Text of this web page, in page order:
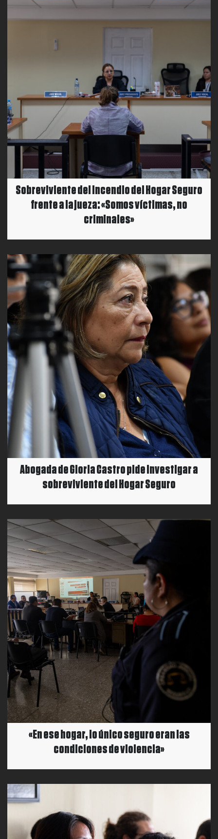
Sobreviviente del incendio del Hogar Seguro
frente a la jueza: «Somos víctimas, no
criminales»
Abogada de Gloria Castro pide investigar a
sobreviviente del Hogar Seguro
«En ese hogar, lo único seguro eran las
condiciones de violencia»